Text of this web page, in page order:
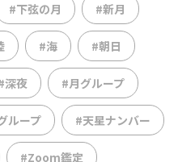
#下弦の月 #新月
#海 #朝日
深夜 #月グループ
ループ #天星ナンバー
#Zoom鑑定